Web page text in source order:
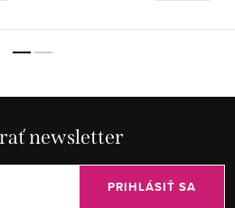
newsletter
PRIHLÁSIŤ SA